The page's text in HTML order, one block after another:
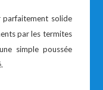
parfaitement solide
par les termites
simple poussée